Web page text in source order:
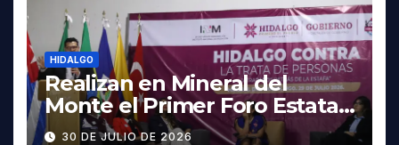
HIDALGO
Realizan en Mineral del
Monte el Primer Foro Estatal
contra la Trata de Personas
30 DE JULIO DE 2026